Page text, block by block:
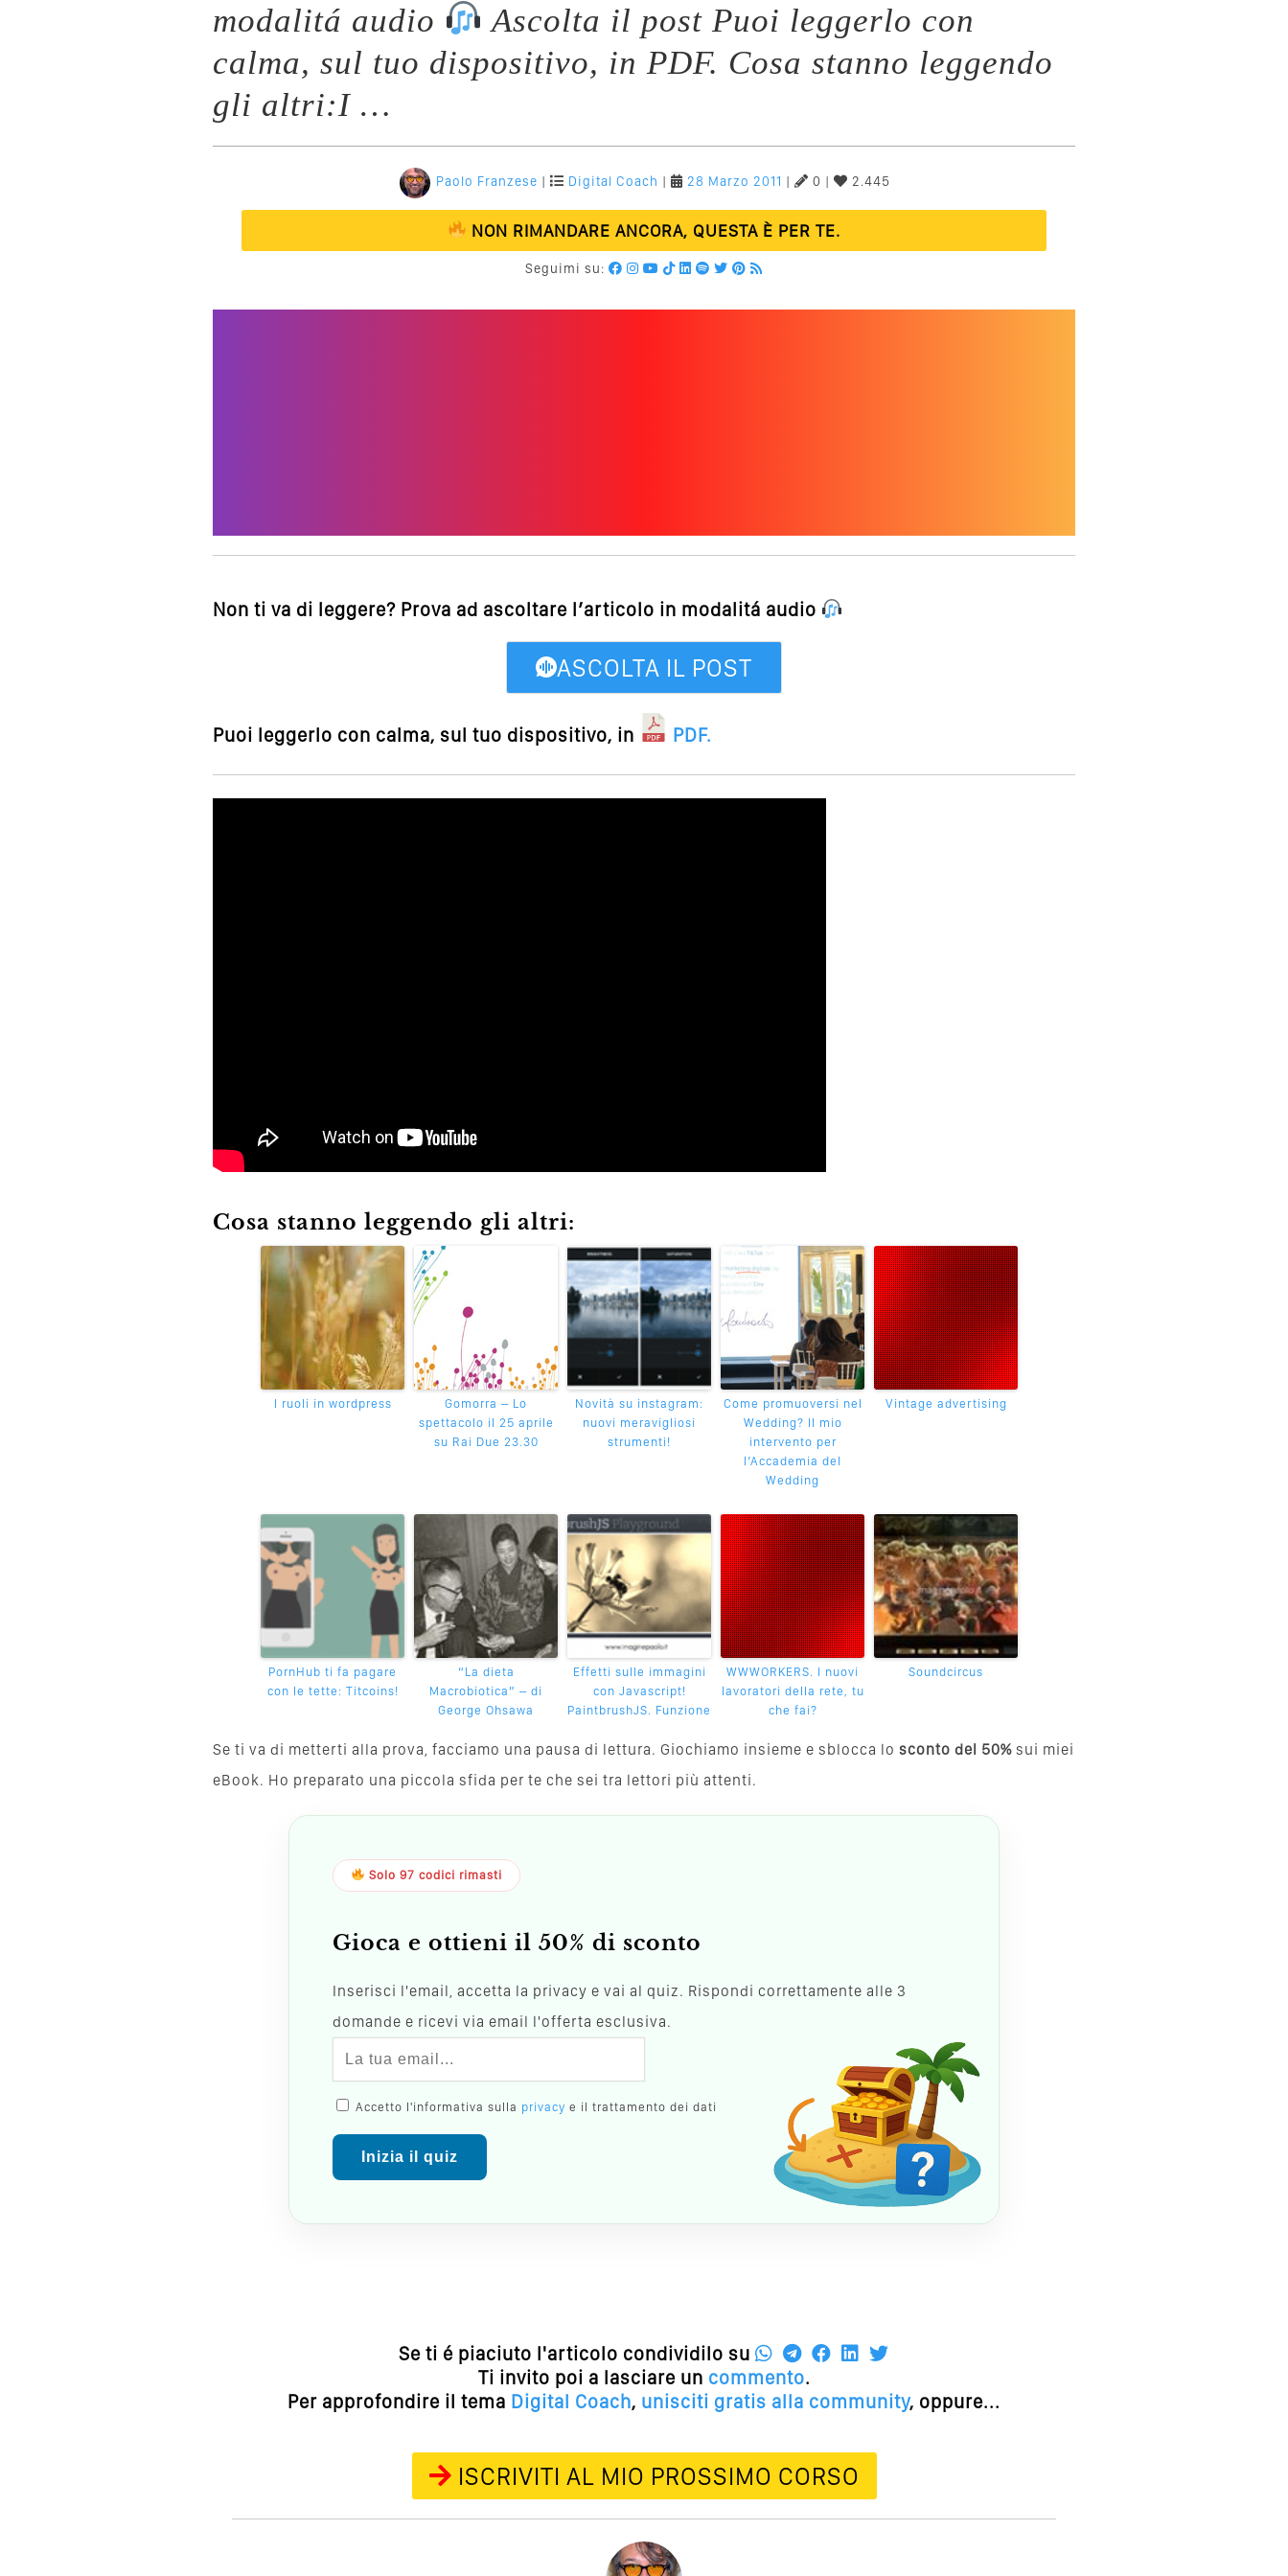
modalitá audio
Ascolta il post Puoi leggerlo con
calma, sul tuo dispositivo, in PDF. Cosa stanno leggendo
gli altri:I …
Paolo Franzese | Digital Coach | 28 Marzo 2011 | 0 | 2.445
NON RIMANDARE ANCORA, QUESTA È PER TE.
Seguimi su:
Non ti va di leggere? Prova ad ascoltare l’articolo in modalitá audio
ASCOLTA IL POST
Puoi leggerlo con calma, sul tuo dispositivo, in PDF.
Cosa stanno leggendo gli altri:
I ruoli in wordpress
Gomorra – Lo
spettacolo il 25 aprile
su Rai Due 23.30
Novità su instagram:
nuovi meravigliosi
strumenti!
Come promuoversi nel
Wedding? Il mio
intervento per
l’Accademia del
Wedding
Vintage advertising
PornHub ti fa pagare
con le tette: Titcoins!
“La dieta
Macrobiotica” – di
George Ohsawa
Effetti sulle immagini
con Javascript!
PaintbrushJS. Funzione
WWWORKERS. I nuovi
lavoratori della rete, tu
che fai?
Soundcircus
Se ti va di metterti alla prova, facciamo una pausa di lettura. Giochiamo insieme e sblocca lo sconto del 50% sui miei
eBook. Ho preparato una piccola sfida per te che sei tra lettori più attenti.
Solo 97 codici rimasti
Gioca e ottieni il 50% di sconto
Inserisci l'email, accetta la privacy e vai al quiz. Rispondi correttamente alle 3
domande e ricevi via email l'offerta esclusiva.
Accetto l'informativa sulla privacy e il trattamento dei dati
Inizia il quiz
Se ti é piaciuto l'articolo condividilo su
Ti invito poi a lasciare un commento.
Per approfondire il tema Digital Coach, unisciti gratis alla community, oppure...
ISCRIVITI AL MIO PROSSIMO CORSO